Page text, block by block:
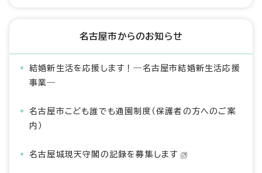
名古屋市からのお知らせ
結婚新生活を応援します！―名古屋市結婚新生活応援
事業―
名古屋市こども誰でも通園制度（保護者の方へのご案
内）
名古屋城現天守閣の記録を募集します